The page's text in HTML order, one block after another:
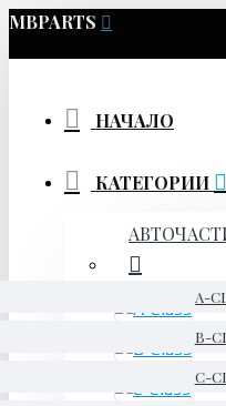
MBPARTS
НАЧАЛО
КАТЕГОРИИ
A-
B-
C-